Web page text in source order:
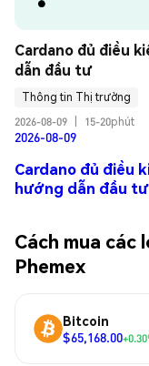
Cardano đủ điều
dẫn đầu tư
Thông tin Thị trường
2026-08-09
15-20phút
2026-08-09
Cardano đủ điều
hướng dẫn đầu tư
Cách mua
Phemex
Bitcoin
$65,168.00